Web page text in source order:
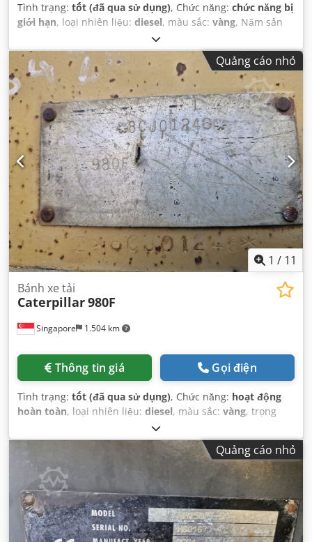
Tình trạng: tốt (đã qua sử dụng), Chức năng: chức năng bị
giới hạn, loại nhiên liệu: diesel, màu sắc: vàng, Năm sản
, số máy/phương tiện:
thuỷ lực,
Quảng cáo nhỏ
1 / 11
Singapore 1.504 km
Bánh xe tải
Caterpillar980F
Thông tin giá Gọi điện
Tình trạng: tốt (đã qua sử dụng), Chức năng: hoạt động
hoàn toàn, loại nhiên liệu: diesel, màu sắc: vàng, trọng
, số chỗ ngồi:
1994, số máy/phương tiện:8CJ01246, Thiết bị:cabin,
Quảng cáo nhỏ